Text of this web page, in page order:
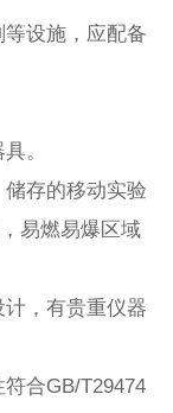
设施，应配备
。
存的移动实验
易燃易爆区域
，有贵重仪器
合GB/T29474